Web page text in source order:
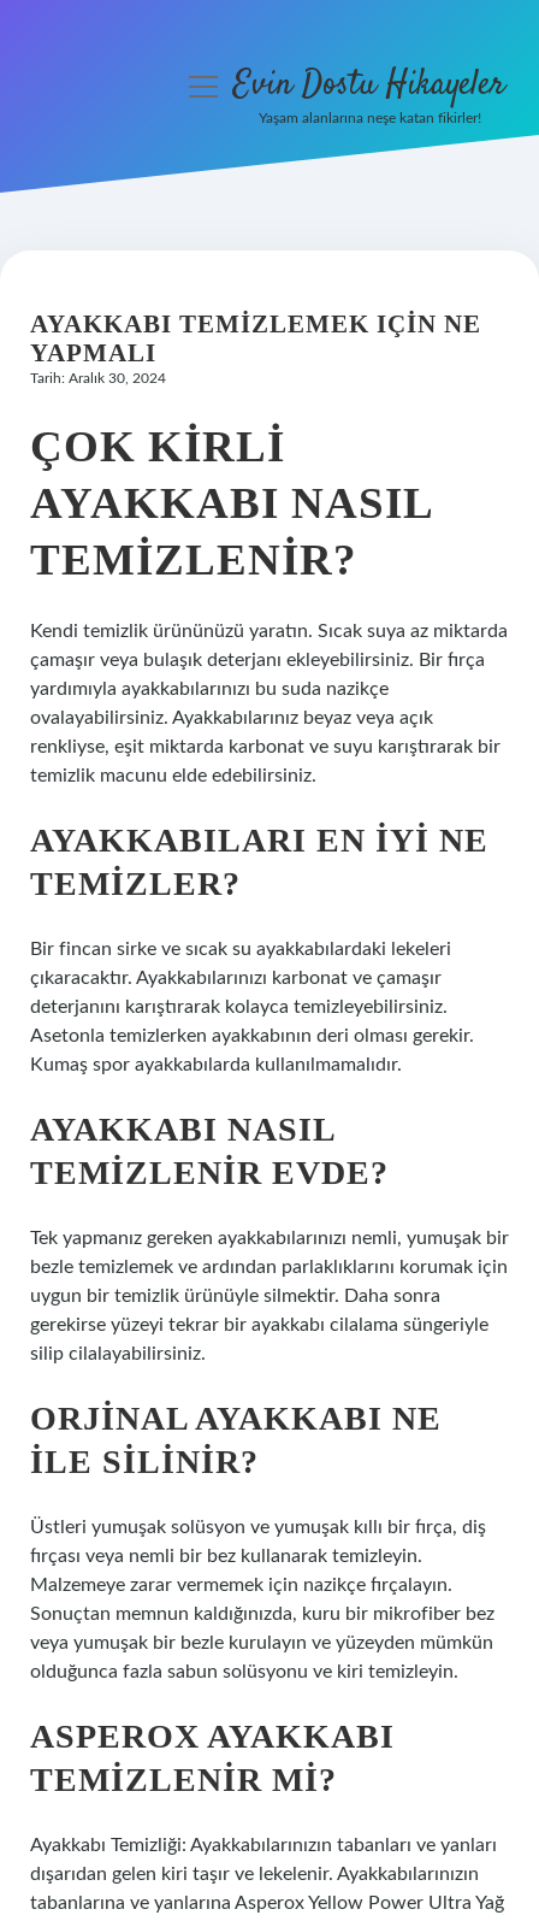
Hakkımızda
menüyüEvin Dostu Hikayeler
Yaşam alanlarına neşe katan fikirler!
AYAKKABI TEMIZLEMEK IÇIN NE
YAPMALI
Tarih: Aralık 30, 2024
ÇOK KIRLI
AYAKKABI NASIL
TEMIZLENIR?
Kendi temizlik ürününüzü yaratın. Sıcak suya az miktarda
çamaşır veya bulaşık deterjanı ekleyebilirsiniz. Bir fırça
yardımıyla ayakkabılarınızı bu suda nazikçe
ovalayabilirsiniz. Ayakkabılarınız beyaz veya açık
renkliyse, eşit miktarda karbonat ve suyu karıştırarak bir
temizlik macunu elde edebilirsiniz.
AYAKKABILARI EN IYI NE
TEMIZLER?
Bir fincan sirke ve sıcak su ayakkabılardaki lekeleri
çıkaracaktır. Ayakkabılarınızı karbonat ve çamaşır
deterjanını karıştırarak kolayca temizleyebilirsiniz.
Asetonla temizlerken ayakkabının deri olması gerekir.
Kumaş spor ayakkabılarda kullanılmamalıdır.
AYAKKABI NASIL
TEMIZLENIR EVDE?
Tek yapmanız gereken ayakkabılarınızı nemli, yumuşak bir
bezle temizlemek ve ardından parlaklıklarını korumak için
uygun bir temizlik ürünüyle silmektir. Daha sonra
gerekirse yüzeyi tekrar bir ayakkabı cilalama süngeriyle
silip cilalayabilirsiniz.
ORJINAL AYAKKABI NE
ILE SILINIR?
Üstleri yumuşak solüsyon ve yumuşak kıllı bir fırça, diş
fırçası veya nemli bir bez kullanarak temizleyin.
Malzemeye zarar vermemek için nazikçe fırçalayın.
Sonuçtan memnun kaldığınızda, kuru bir mikrofiber bez
veya yumuşak bir bezle kurulayın ve yüzeyden mümkün
olduğunca fazla sabun solüsyonu ve kiri temizleyin.
ASPEROX AYAKKABI
TEMIZLENIR MI?
Ayakkabı Temizliği: Ayakkabılarınızın tabanları ve yanları
dışarıdan gelen kiri taşır ve lekelenir. Ayakkabılarınızın
tabanlarına ve yanlarına Asperox Yellow Power Ultra Yağ